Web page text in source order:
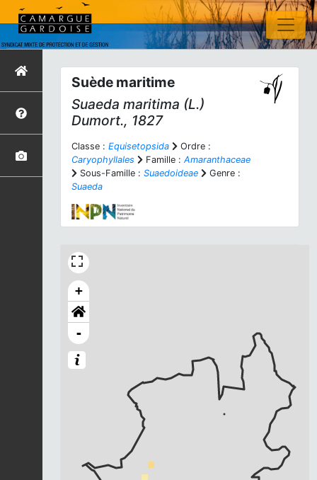
Suède maritime
Suaeda maritima (L.)
Dumort., 1827
Classe : Equisetopsida
Ordre :
Caryophyllales
Famille : Amaranthaceae
Sous-Famille : Suaedoideae
Genre :
Suaeda
+
-